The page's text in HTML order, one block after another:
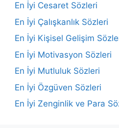
En İyi Cesaret Sözleri
En İyi Çalışkanlık Sözleri
En İyi Kişisel Gelişim
En İyi Motivasyon Sözleri
En İyi Mutluluk Sözleri
En İyi Özgüven Sözleri
En İyi Zenginlik ve Para